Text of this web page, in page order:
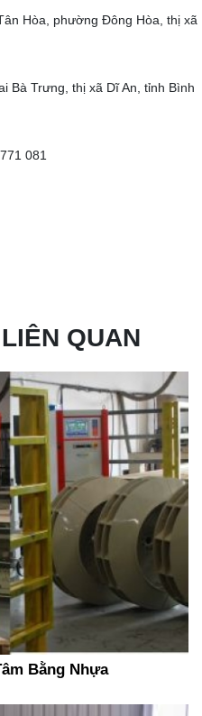
Hòa, phường Đông Hòa, thị xã
Bà Trưng, thị xã Dĩ An, tỉnh Bình
081
QUAN
Bằng Nhựa